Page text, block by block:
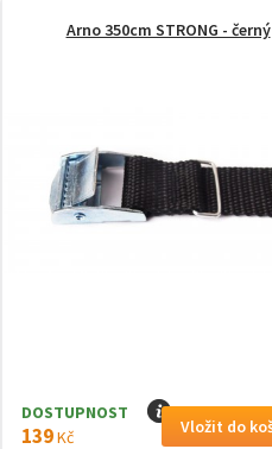
Arno 350cm STRONG - černý
DOSTUPNOST I
139Kč